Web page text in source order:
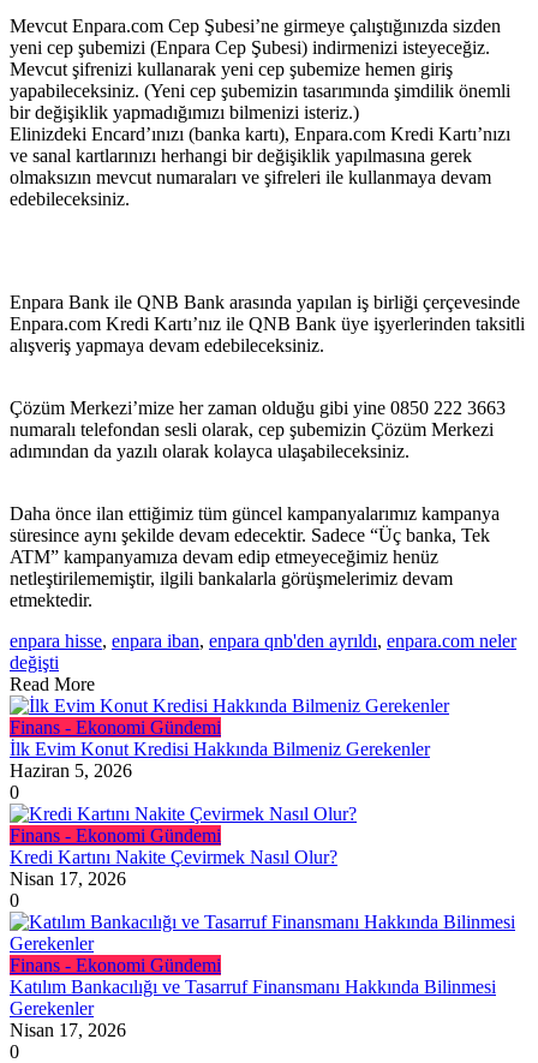
Mevcut Enpara​.com Cep Şubesi’ne girmeye çalıştığınızda sizden
yeni cep şubemizi (Enpara Cep Şubesi) indirmenizi isteyeceğiz.
Mevcut şifrenizi kullanarak yeni cep şubemize hemen giriş
yapabileceksiniz. (Yeni cep şubemizin tasarımında şimdilik önemli
bir değişiklik yapmadığımızı bilmenizi isteriz.)
Elinizdeki Encard’ınızı (banka kartı), Enpara.com Kredi Kartı’nızı
ve sanal kartlarınızı herhangi bir değişiklik yapılmasına gerek
olmaksızın mevcut numaraları ve şifreleri ile kullanmaya devam
edebileceksiniz.
Enpara Bank ile QNB Bank arasında yapılan iş birliği çerçevesinde
Enpara​.com Kredi Kartı’nız ile QNB Bank üye işyerlerinden taksitli
alışveriş yapmaya devam edebileceksiniz.
Çözüm Merkezi’mize her zaman olduğu gibi yine 0850 222 3663
numaralı telefondan sesli olarak, cep şubemizin Çözüm Merkezi
adımından da yazılı olarak kolayca ulaşabileceksiniz.
Daha önce ilan ettiğimiz tüm güncel kampanyalarımız kampanya
süresince aynı şekilde devam edecektir. Sadece “Üç banka, Tek
ATM” kampanyamıza devam edip etmeyeceğimiz henüz
netleştirilememiştir, ilgili bankalarla görüşmelerimiz devam
etmektedir.
enpara hisse, enpara iban, enpara qnb'den ayrıldı, enpara.com neler
değişti
Read More
Finans - Ekonomi Gündemi
İlk Evim Konut Kredisi Hakkında Bilmeniz Gerekenler
Haziran 5, 2026
0
Finans - Ekonomi Gündemi
Kredi Kartını Nakite Çevirmek Nasıl Olur?
Nisan 17, 2026
0
Finans - Ekonomi Gündemi
Katılım Bankacılığı ve Tasarruf Finansmanı Hakkında Bilinmesi
Gerekenler
Nisan 17, 2026
0